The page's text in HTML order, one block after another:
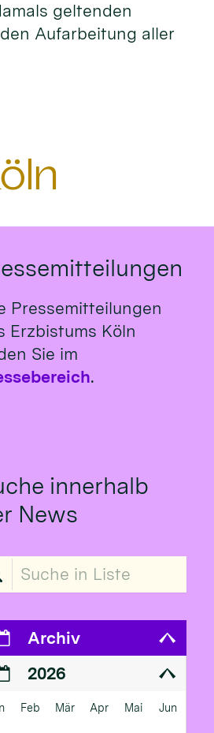
geltenden
Aufarbeitung aller
Pressemitteilungen
Erzbistums Köln
Sie im
.
innerhalb
News
in Liste
Archiv
2026
Feb Mär Apr Mai Jun